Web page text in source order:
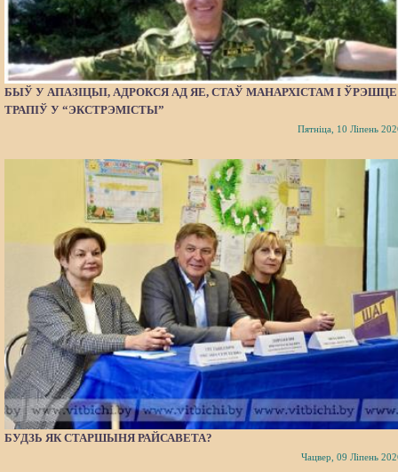
БЫЎ У АПАЗІЦЫІ, АДРОКСЯ АД ЯЕ, СТАЎ МАНАРХІСТАМ І ЎРЭШЦЕ
ТРАПІЎ У “ЭКСТРЭМІСТЫ”
Пятніца, 10 Ліпень
БУДЗЬ ЯК СТАРШЫНЯ РАЙСАВЕТА?
Чацвер, 09 Ліпень